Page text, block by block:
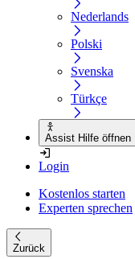
Nederlands
Polski
Svenska
Türkçe
Assist Hilfe öffnen
Login
Kostenlos starten
Experten sprechen
Zurück